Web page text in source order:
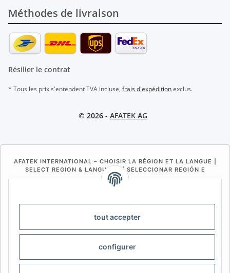
tout accepter
configurer
Méthodes de livraison
Résilier le contrat
* Tous les prix s'entendent TVA incluse, frais d'expéditionexclus.
© 2026 - AFATEK AG
AFATEK INTERNATIONAL – CHOISIR LA RÉGION ET LA LANGUE |
SELECT REGION & LANGUAGE | SELECCIONAR REGIÓN E
IDIOMA
BE (NL) BE (FR)
FR IT ES DK PL
USA